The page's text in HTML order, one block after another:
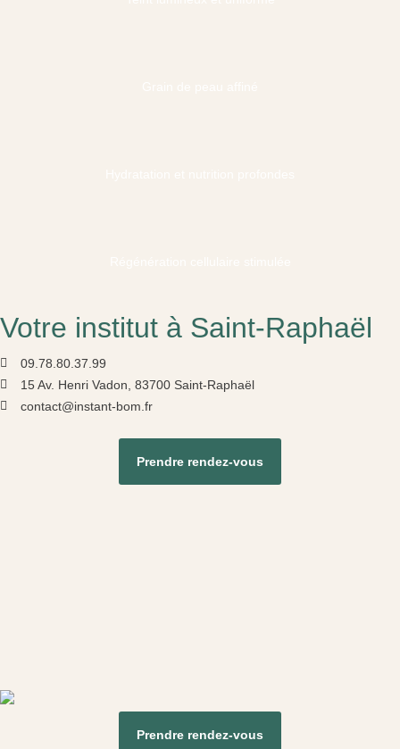
Votre institut à Saint-Raphaël
09.78.80.37.99
15 Av. Henri Vadon, 83700 Saint-Raphaël
contact@instant-bom.fr
Prendre rendez-vous
Prendre rendez-vous